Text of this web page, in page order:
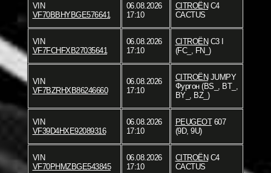
VIN
VF70BBHYBGE576641
06.08.2026
17:10
CITROËNC4
CACTUS
VIN
VF7FCHFXB27035641
06.08.2026
17:10
CITROËNC3 I
(FC_, FN_)
VIN
VF7BZRHXB86246660
06.08.2026
17:10
CITROËNJUMPY
Фургон (BS_, BT_,
BY_, BZ_)
VIN
VF39D4HXE92089316
06.08.2026
17:10
PEUGEOT607
(9D, 9U)
VIN
VF70PHMZBGE543845
06.08.2026
17:10
CITROËNC4
CACTUS